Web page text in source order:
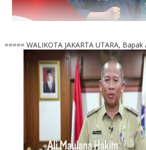
===== WALIKOTA JAKARTA UTARA,